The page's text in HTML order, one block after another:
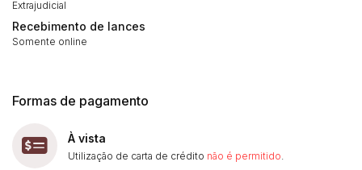
Extrajudicial
Recebimento de lances
Somente online
Formas de pagamento
À vista
Utilização de carta de crédito não é permitido